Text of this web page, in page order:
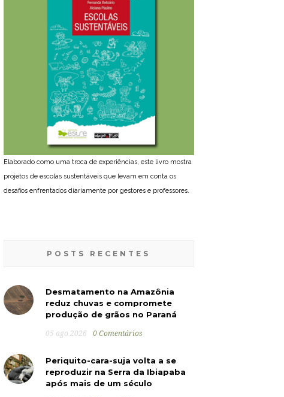
Elaborado como uma troca de experiências, este livro mostra
projetos de escolas sustentáveis que levam em conta os
desafios enfrentados diariamente por gestores e professores.
POSTS RECENTES
Desmatamento na Amazônia
reduz chuvas e compromete
produção de grãos no Paraná
05 ago 2026 0 Comentários
Periquito-cara-suja volta a se
reproduzir na Serra da Ibiapaba
após mais de um século